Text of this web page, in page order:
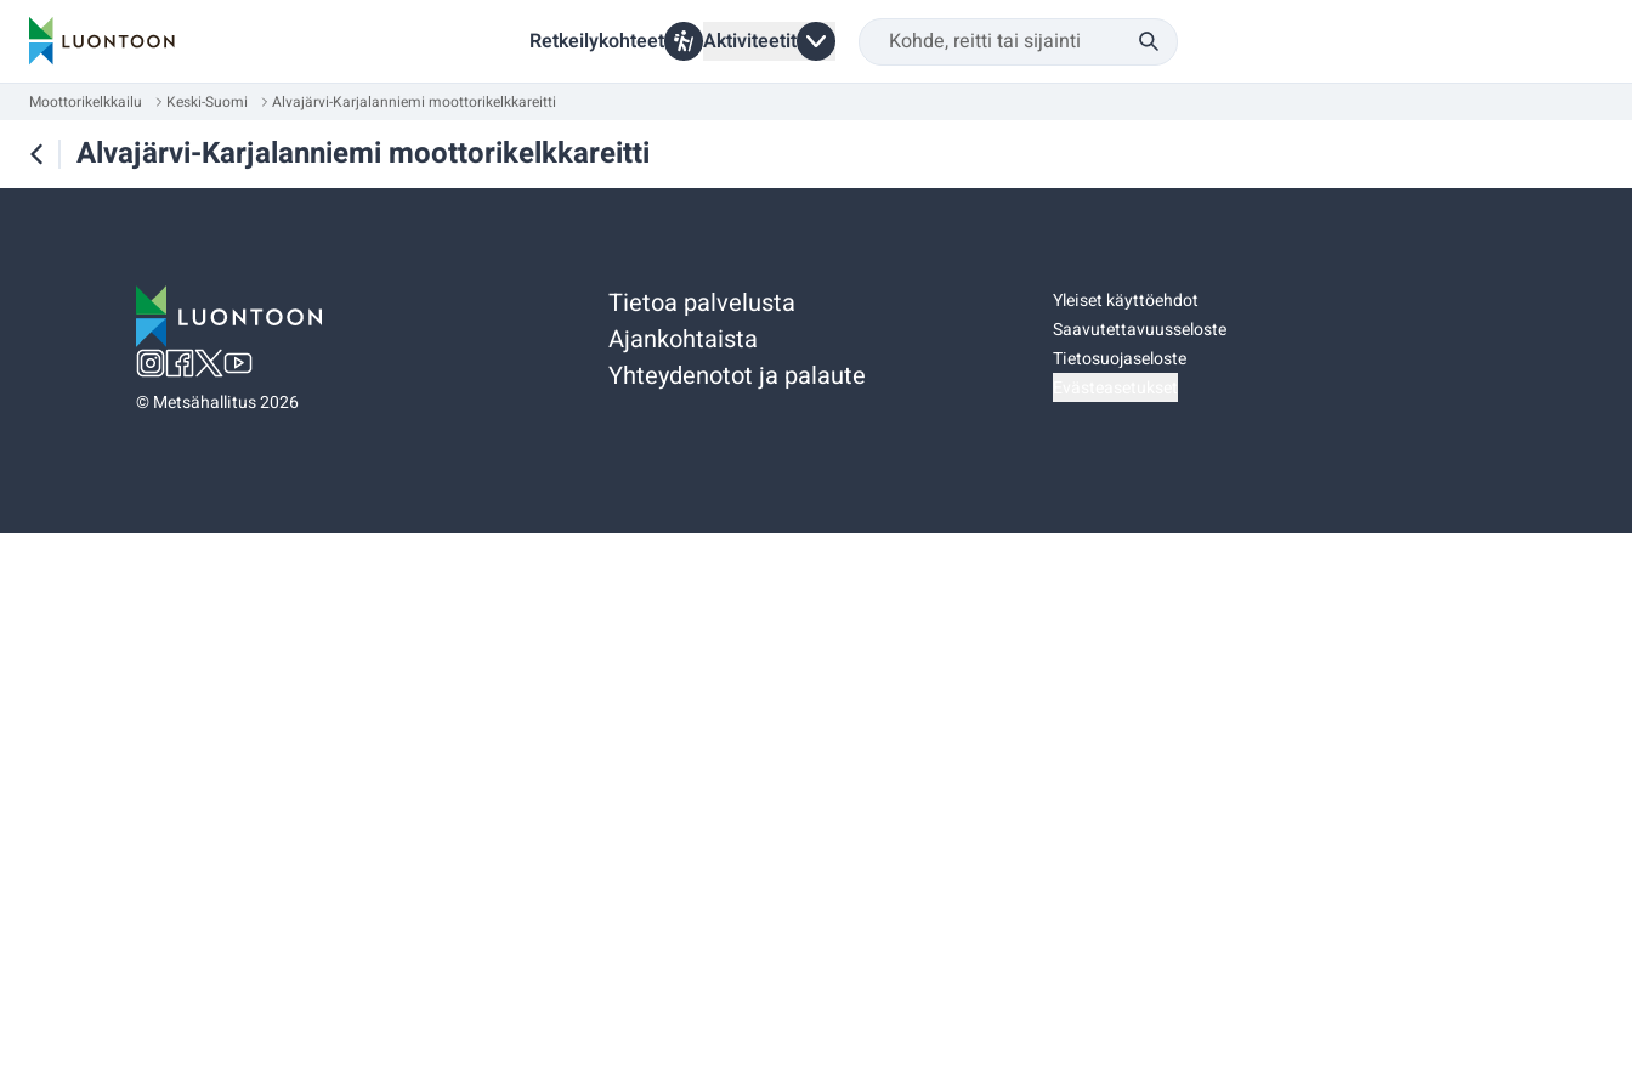
Retkeilykohteet Aktiviteetit
Moottorikelkkailu Keski-Suomi Alvajärvi-Karjalanniemi moottorikelkkareitti
Alvajärvi-Karjalanniemi moottorikelkkareitti
©Metsähallitus 2026
Tietoa palvelusta
Ajankohtaista
Yhteydenotot ja palaute
Yleiset käyttöehdot
Saavutettavuusseloste
Tietosuojaseloste